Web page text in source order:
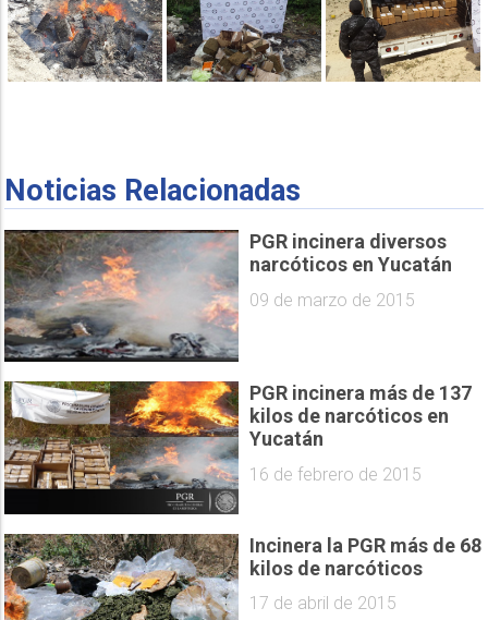
Noticias Relacionadas
PGR incinera diversos
narcóticos en Yucatán
09 de marzo de 2015
PGR incinera más de 137
kilos de narcóticos en
Yucatán
16 de febrero de 2015
Incinera la PGR más de 68
kilos de narcóticos
17 de abril de 2015